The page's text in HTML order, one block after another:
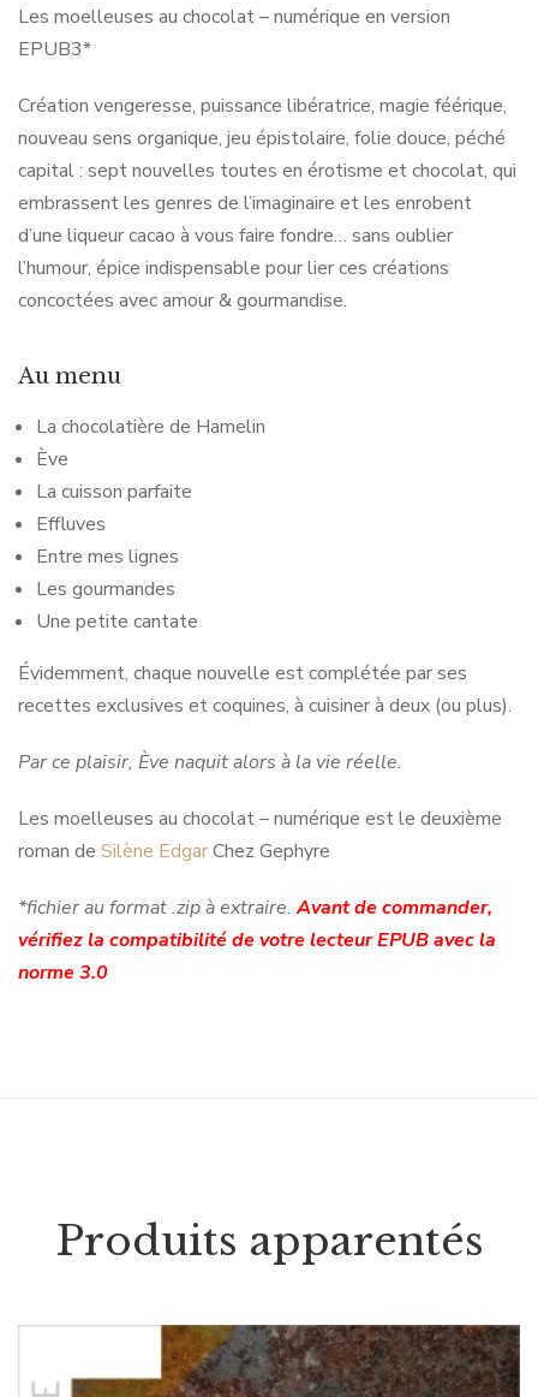
Les moelleuses au chocolat – numérique en version
EPUB3*
Création vengeresse, puissance libératrice, magie féérique,
nouveau sens organique, jeu épistolaire, folie douce, péché
capital : sept nouvelles toutes en érotisme et chocolat, qui
embrassent les genres de l’imaginaire et les enrobent
d’une liqueur cacao à vous faire fondre… sans oublier
l’humour, épice indispensable pour lier ces créations
concoctées avec amour & gourmandise.
Au menu
La chocolatière de Hamelin
Ève
La cuisson parfaite
Effluves
Entre mes lignes
Les gourmandes
Une petite cantate
Évidemment, chaque nouvelle est complétée par ses
recettes exclusives et coquines, à cuisiner à deux (ou plus).
Par ce plaisir, Ève naquit alors à la vie réelle.
Les moelleuses au chocolat – numérique est le deuxième
roman de Silène EdgarChez Gephyre
*fichier au format .zip à extraire.Avant de commander,
vérifiez la compatibilité de votre lecteur EPUB avec la
norme 3.0
Produits apparentés